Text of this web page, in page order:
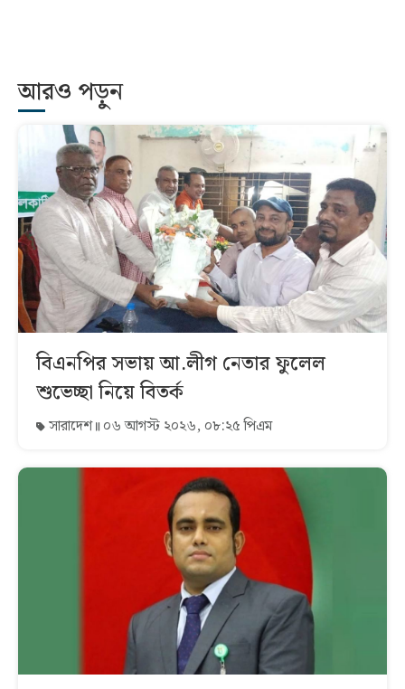
আরও পড়ুন
বিএনপির সভায় আ.লীগ নেতার ফুলেল
শুভেচ্ছা নিয়ে বিতর্ক
সারাদেশ ০৬ আগস্ট ২০২৬, ০৮:২৫ পিএম